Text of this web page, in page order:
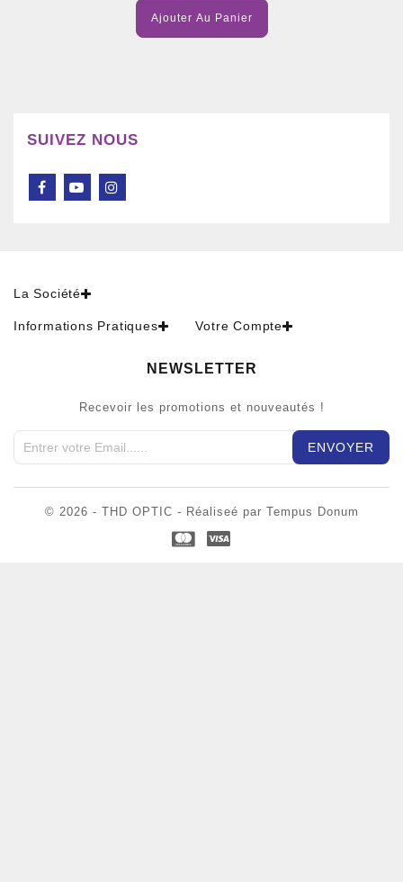
Ajouter Au Panier
SUIVEZ NOUS
La Société
Informations Pratiques Votre Compte
NEWSLETTER
Recevoir les promotions et nouveautés !
© 2026 - THD OPTIC - Réaliseé par Tempus Donum